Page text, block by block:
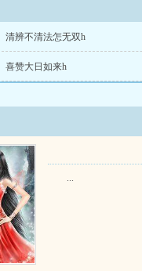
清辨不清法怎无双h
喜赞大日如来h
...